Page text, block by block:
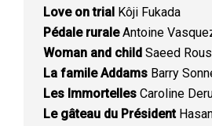
Love on trial Kôji Fukada
Pédale ruraleAntoine
Woman and child Saeed
La famile Addams Barry
Les Immortelles Caroline
Le gâteau du Président